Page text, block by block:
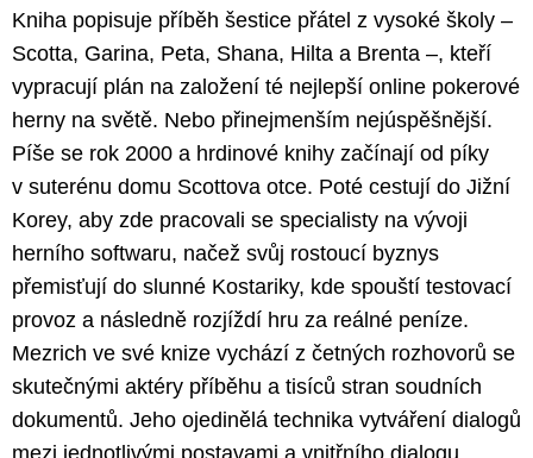
Kniha popisuje příběh šestice přátel z vysoké školy –
Scotta, Garina, Peta, Shana, Hilta a Brenta –, kteří
vypracují plán na založení té nejlepší online pokerové
herny na světě. Nebo přinejmenším nejúspěšnější.
Píše se rok 2000 a hrdinové knihy začínají od píky
v suterénu domu Scottova otce. Poté cestují do Jižní
Korey, aby zde pracovali se specialisty na vývoji
herního softwaru, načež svůj rostoucí byznys
přemisťují do slunné Kostariky, kde spouští testovací
provoz a následně rozjíždí hru za reálné peníze.
Mezrich ve své knize vychází z četných rozhovorů se
skutečnými aktéry příběhu a tisíců stran soudních
dokumentů. Jeho ojedinělá technika vytváření dialogů
mezi jednotlivými postavami a vnitřního dialogu